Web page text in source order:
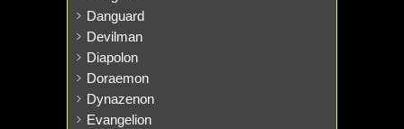
Danguard
Devilman
Diapolon
Doraemon
Dynazenon
Evangelion